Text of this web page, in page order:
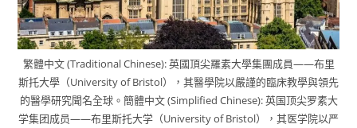
繁體中文 (Traditional Chinese): 英國頂尖羅素大學集團成員——布里
斯托大學（University of Bristol），其醫學院以嚴謹的臨床教學與領先
的醫學研究聞名全球。簡體中文 (Simplified Chinese): 英国顶尖罗素大
学集团成员——布里斯托大学（University of Bristol），其医学院以严